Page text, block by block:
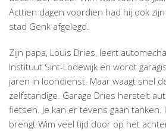
Acttien dagen voordien had hij ook
stad Genk afgelegd.
Zijn papa, Louis Dries, leert
Instituut Sint-Lodewijk en wordt
jaren in loondienst. Maar waagt snel
zelfstandige. Garage Dries herstelt
fietsen. Je kan er tevens gaan tanken.
brengt Wim veel tijd door op het